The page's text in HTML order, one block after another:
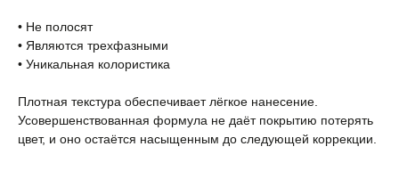
• Не полосят
• Являются трехфазными
• Уникальная колористика
Плотная текстура обеспечивает лёгкое нанесение.
Усовершенствованная формула не даёт покрытию потерять
цвет, и оно остаётся насыщенным до следующей коррекции.